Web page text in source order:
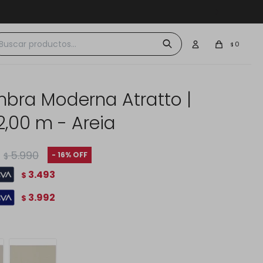
$ 0
Moderna Atratto |
m - Areia
$ 5.990 16
$ 3.493
$ 3.992